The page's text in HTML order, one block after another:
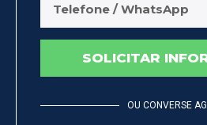
SOLICITAR
OU CONVERSE